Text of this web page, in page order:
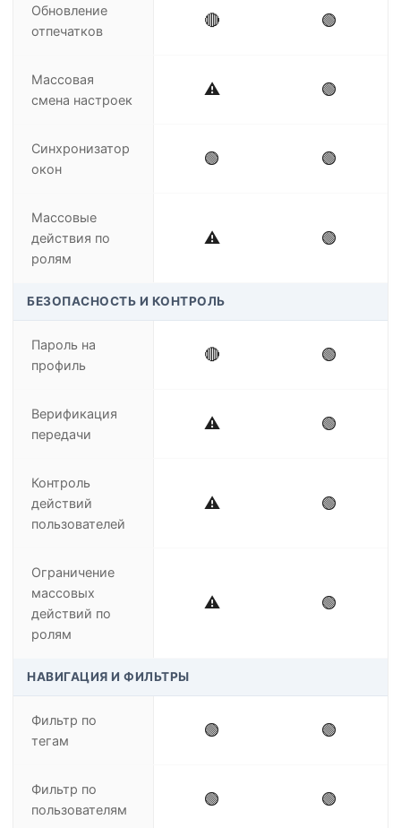
Обновление
отпечатков
🔴 🟢
Массовая
смена настроек
⚠️ 🟢
Синхронизатор
окон
🟢 🟢
Массовые
действия по
ролям
⚠️ 🟢
БЕЗОПАСНОСТЬ И КОНТРОЛЬ
Пароль на
профиль
🔴 🟢
Верификация
передачи
⚠️ 🟢
Контроль
действий
пользователей
⚠️ 🟢
Ограничение
массовых
действий по
ролям
⚠️ 🟢
НАВИГАЦИЯ И ФИЛЬТРЫ
Фильтр по
тегам
🟢 🟢
Фильтр по
пользователям
🟢 🟢